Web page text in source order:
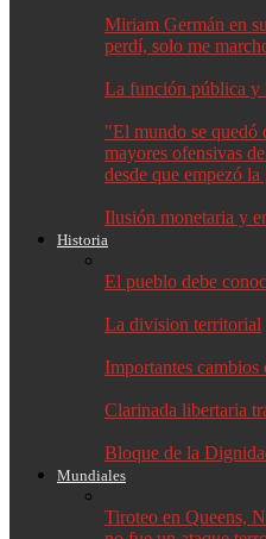
Miriam Germán en
perdí, solo me
La función pública y
"El mundo se quedó
mayores ofensivas
desde que empezó la
Ilusión monetaria y
Historia
El pueblo debe
La division territorial
Importantes
Clarinada libertaria
Bloque de la
Mundiales
Tiroteo en Queens,